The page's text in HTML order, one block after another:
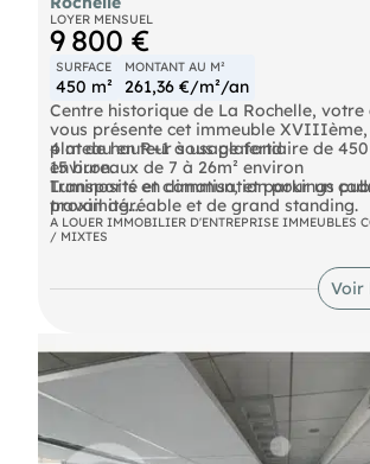
LOYER MENSUEL
9 800 €
SURFACE
450 m²
MONTANT AU M²
261,36 €/m²/an
Centre historique de La Rochelle, votre
vous présente cet immeuble
plateau en R+1 à usage tertiaire de 450
environ.
4 m de hauteur sous plafond
15 bureaux de 7 à 26m² environ
Luminosité et climatisation pour un
travail agréable et de grand standing.
Espaces pause aménagés
Archives
Transports en commun, et parkings
proximité.
Loyer mensuel 9800 € HT + CC et TF.
neuf. Honoraires agence à charge
- Honoraires : 25% HT à la charge du
29 400,00 € HT)
A LOUER IMMOBILIER D'ENTREPRISE IMMEUBLES
/ MIXTES
Voir